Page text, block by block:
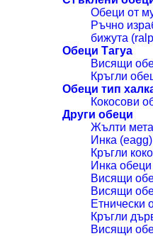
Обеци от
Ръчно
бижута
Обеци Тагуа
Висящи
Кръгли
Обеци тип
Кокосови
Други обеци
Жълти
Инка (eagg)
Кръгли
Инка
Висящи
Висящи
Етнически
Кръгли
Висящи